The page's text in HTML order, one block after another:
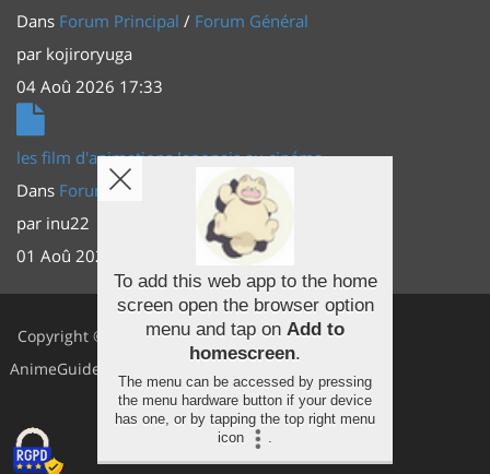
Dans Forum Principal / Forum Général
par kojiroryuga
04 Aoû 2026 17:33
les film d'animations Japonais au cinéma
Dans Forum Principal
Actus (TV, vidéo, web)
par inu22
01 Aoû 2026 20:56
Copyright ©
AnimeGuides
Facebook
Youtube
Twitter
To add this web app to the home
screen open the browser option
menu and tap on Add to
homescreen.
The menu can be accessed by pressing
the menu hardware button if your device
has one, or by tapping the top right menu
icon
.